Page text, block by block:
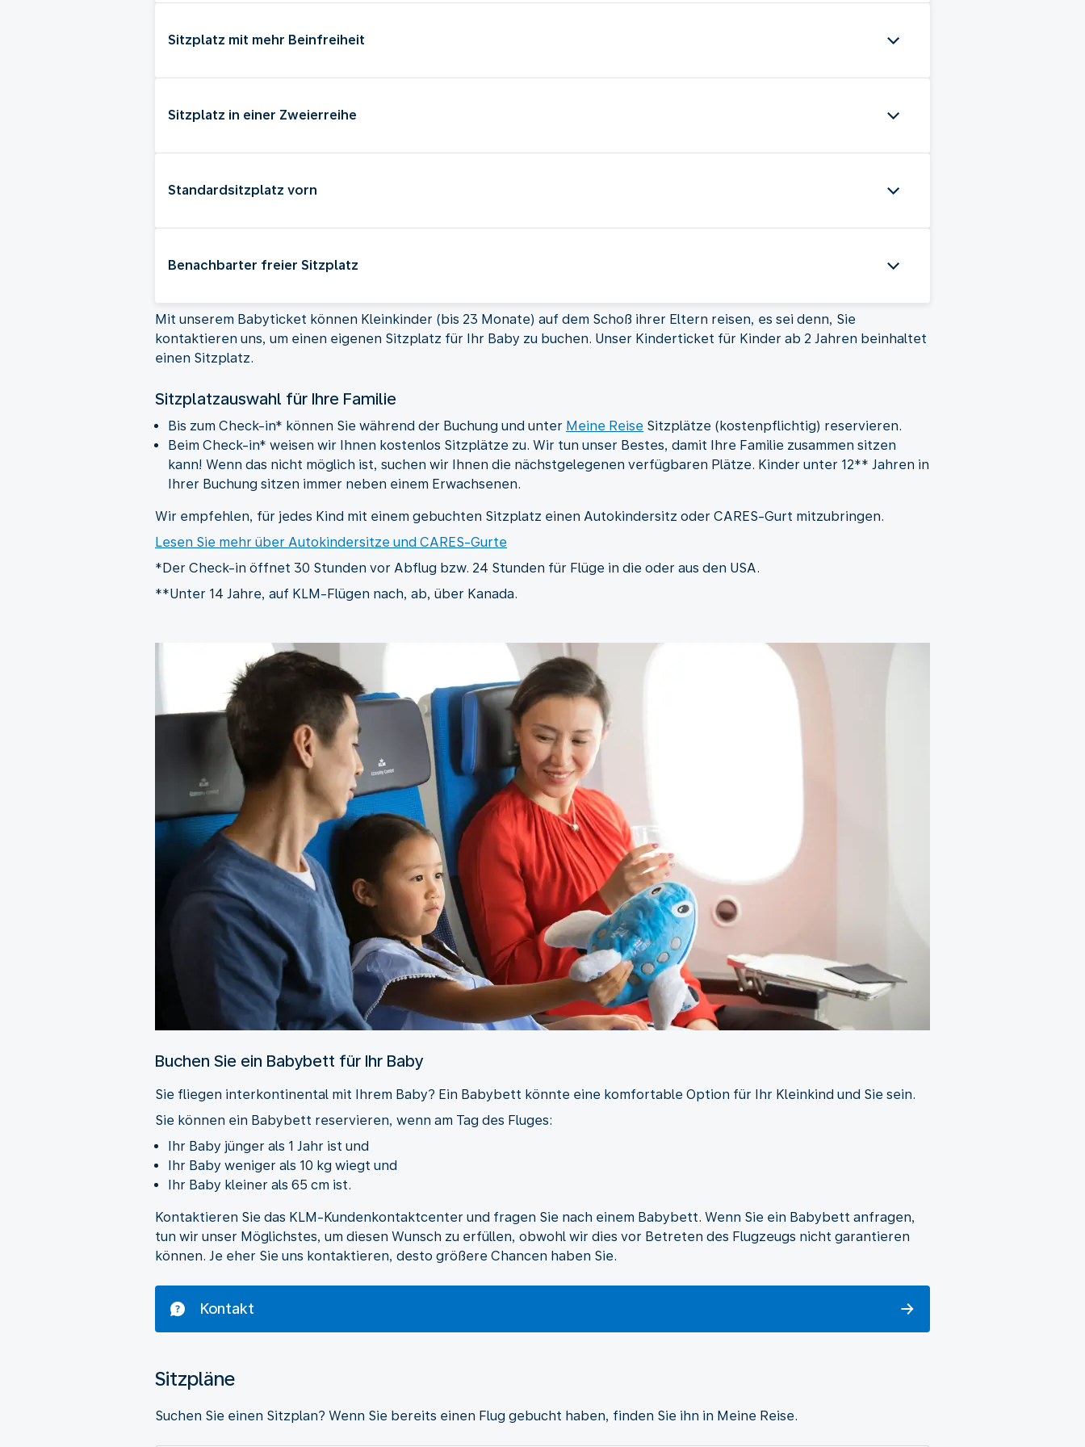
Sitzplatz mit mehr Beinfreiheit
Sitzplatz in einer Zweierreihe
Standardsitzplatz vorn
Benachbarter freier Sitzplatz
Mit unserem Babyticket können Kleinkinder (bis 23 Monate) auf dem Schoß ihrer Eltern reisen, es sei denn, Sie
kontaktieren uns, um einen eigenen Sitzplatz für Ihr Baby zu buchen. Unser Kinderticket für Kinder ab 2 Jahren beinhaltet
einen Sitzplatz.
Sitzplatzauswahl für Ihre Familie
Bis zum Check-in* können Sie während der Buchung und unter Meine Reise Sitzplätze (kostenpflichtig) reservieren.
Beim Check-in* weisen wir Ihnen kostenlos Sitzplätze zu. Wir tun unser Bestes, damit Ihre Familie zusammen sitzen
kann! Wenn das nicht möglich ist, suchen wir Ihnen die nächstgelegenen verfügbaren Plätze. Kinder unter 12** Jahren in
Ihrer Buchung sitzen immer neben einem Erwachsenen.
Wir empfehlen, für jedes Kind mit einem gebuchten Sitzplatz einen Autokindersitz oder CARES-Gurt mitzubringen.
Lesen Sie mehr über Autokindersitze und CARES-Gurte
*Der Check-in öffnet 30 Stunden vor Abflug bzw. 24 Stunden für Flüge in die oder aus den USA.
**Unter 14 Jahre, auf KLM-Flügen nach, ab, über Kanada.
Buchen Sie ein Babybett für Ihr Baby
Sie fliegen interkontinental mit Ihrem Baby? Ein Babybett könnte eine komfortable Option für Ihr Kleinkind und Sie sein.
Sie können ein Babybett reservieren, wenn am Tag des Fluges:
Ihr Baby jünger als 1 Jahr ist und
Ihr Baby weniger als 10 kg wiegt und
Ihr Baby kleiner als 65 cm ist.
Kontaktieren Sie das KLM-Kundenkontaktcenter und fragen Sie nach einem Babybett. Wenn Sie ein Babybett anfragen,
tun wir unser Möglichstes, um diesen Wunsch zu erfüllen, obwohl wir dies vor Betreten des Flugzeugs nicht garantieren
können. Je eher Sie uns kontaktieren, desto größere Chancen haben Sie.
Kontakt
Sitzpläne
Suchen Sie einen Sitzplan? Wenn Sie bereits einen Flug gebucht haben, finden Sie ihn in Meine Reise.